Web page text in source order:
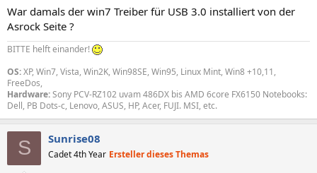
War damals der win7 Treiber für USB 3.0 installiert von der
Asrock Seite ?
BITTE helft einander!
OS:XP, Win7, Vista, Win2K, Win98SE, Win95, Linux Mint, Win8 +10,11,
FreeDos,
Hardware:Sony PCV-RZ102 uvam 486DX bis AMD 6core FX6150 Notebooks:
Dell, PB Dots-c, Lenovo, ASUS, HP, Acer, FUJI. MSI, etc.
S Sunrise08
Cadet 4th Year Ersteller dieses Themas